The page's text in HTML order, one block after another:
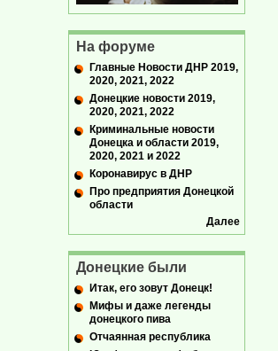
На форуме
Главные Новости ДНР 2019,
2020, 2021, 2022
Донецкие новости 2019,
2020, 2021, 2022
Криминальные новости
Донецка и области 2019,
2020, 2021 и 2022
Коронавирус в ДНР
Про предприятия Донецкой
области
Далее
Донецкие были
Итак, его зовут Донецк!
Мифы и даже легенды
донецкого пива
Отчаянная республика